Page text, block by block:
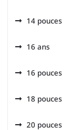
14 pouces
16 ans
16 pouces
18 pouces
20 pouces